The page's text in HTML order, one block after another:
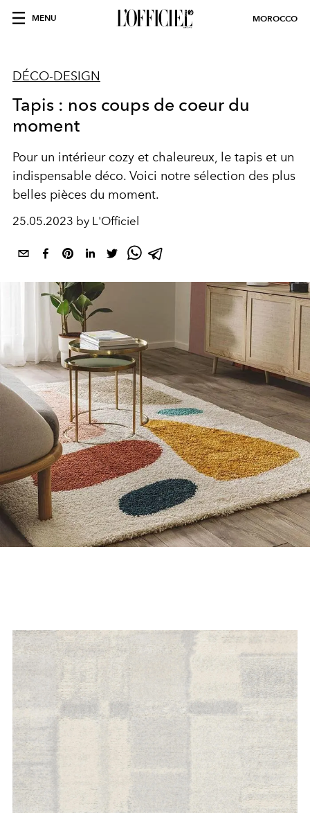
MENU MOROCCO
DÉCO-DESIGN
Tapis : nos coups de coeur du
moment
Pour un intérieur cozy et chaleureux, le tapis et un
indispensable déco. Voici notre sélection des plus
belles pièces du moment.
25.05.2023 by L'Officiel